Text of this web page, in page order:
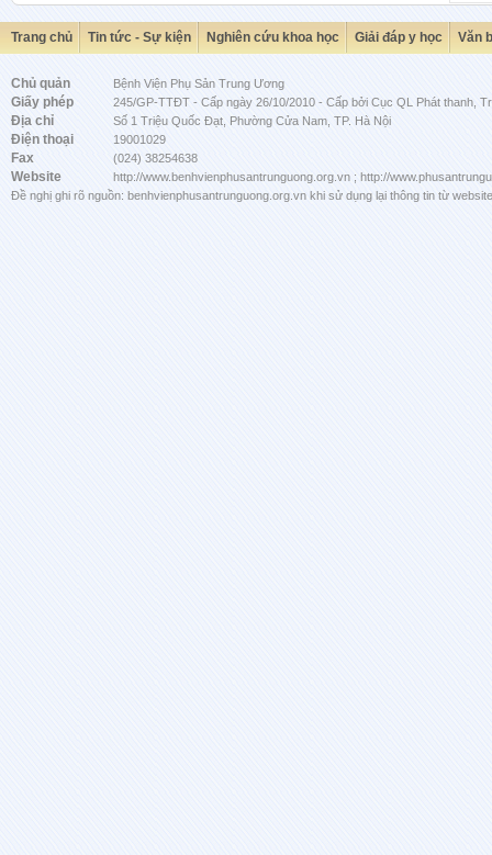
Trang chủ Tin tức - Sự kiện Nghiên cứu khoa học Giải đáp y học Văn
Chủ quản Bệnh Viện Phụ Sản Trung Ương
Giấy phép 245/GP-TTĐT - Cấp ngày 26/10/2010 - Cấp bởi Cục QL Phát thanh,
Địa chỉ Số 1 Triệu Quốc Đạt, Phường Cửa Nam, TP. Hà Nội
Điện thoại 19001029
Fax (024) 38254638
Website
http://www.benhvienphusantrunguong.org.vn ; http://
Đề nghị ghi rõ nguồn: benhvienphusantrunguong.org.vn khi sử dụng lại thông tin từ